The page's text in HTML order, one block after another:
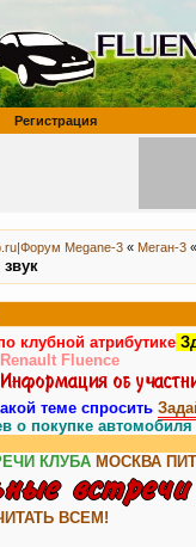
Регистрация
Megane-3 « Меган-3 «
клубной атрибутике
Fluence
теме спросить
о покупке автомобиля
КЛУБА МОСКВА
ВСЕМ!